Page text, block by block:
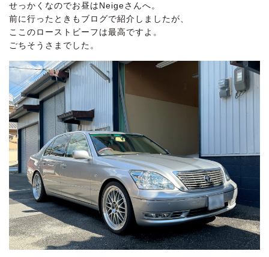
せっかくなのでお昼はNeigeさんへ。
前に行ったときもブログで紹介しましたが、
ここのローストビーフは最高ですよ。
ごちそうさまでした。